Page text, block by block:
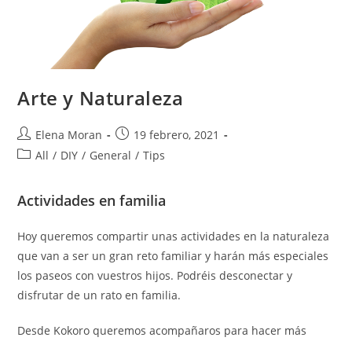
Arte y Naturaleza
Elena Moran
19 febrero, 2021
All / DIY / General / Tips
Actividades en familia
Hoy queremos compartir unas actividades en la naturaleza
que van a ser un gran reto familiar y harán más especiales
los paseos con vuestros hijos. Podréis desconectar y
disfrutar de un rato en familia.
Desde Kokoro queremos acompañaros para hacer más